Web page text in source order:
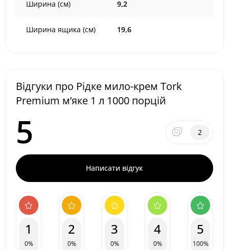
Ширина (см) 9,2
Ширина ящика (см) 19,6
Відгуки про Рідке мило-крем Tork
Premium м’яке 1 л 1000 порцій
5 2
Написати відгук
1
0%
2
0%
3
0%
4
0%
5
100%